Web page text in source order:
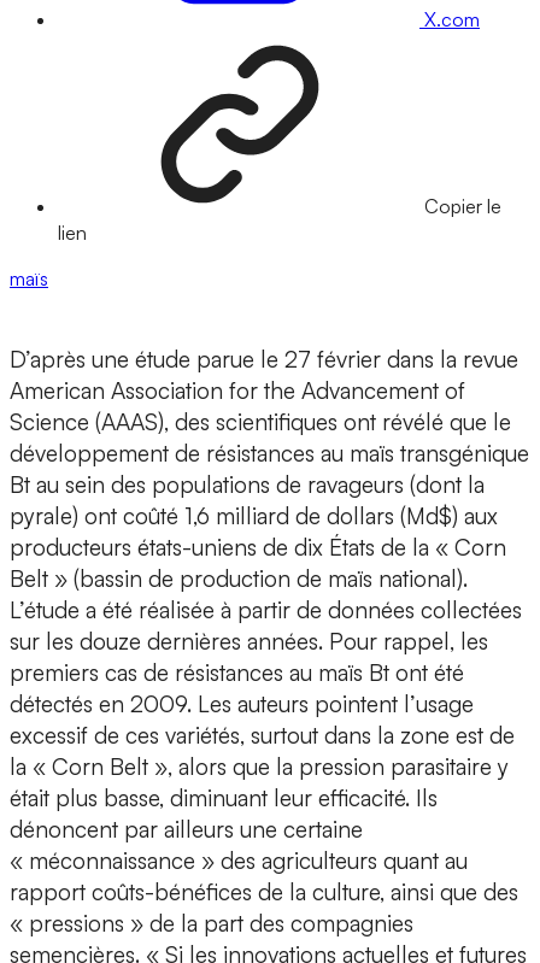
X.com
Copier le
lien
maïs
D’après une étude parue le 27 février dans la revue
American Association for the Advancement of
Science (AAAS), des scientifiques ont révélé que le
développement de résistances au maïs transgénique
Bt au sein des populations de ravageurs (dont la
pyrale) ont coûté 1,6 milliard de dollars (Md$) aux
producteurs états-uniens de dix États de la « Corn
Belt » (bassin de production de maïs national).
L’étude a été réalisée à partir de données collectées
sur les douze dernières années. Pour rappel, les
premiers cas de résistances au maïs Bt ont été
détectés en 2009. Les auteurs pointent l’usage
excessif de ces variétés, surtout dans la zone est de
la « Corn Belt », alors que la pression parasitaire y
était plus basse, diminuant leur efficacité. Ils
dénoncent par ailleurs une certaine
« méconnaissance » des agriculteurs quant au
rapport coûts-bénéfices de la culture, ainsi que des
« pressions » de la part des compagnies
semencières. « Si les innovations actuelles et futures